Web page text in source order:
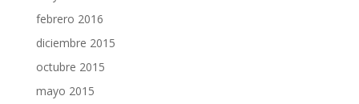
febrero 2016
diciembre 2015
octubre 2015
mayo 2015